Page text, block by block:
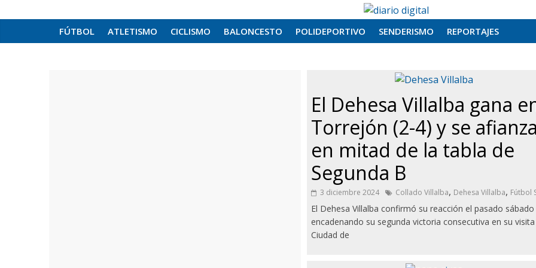
FÚTBOL ATLETISMO CICLISMO BALONCESTO POLIDEPORTIVO SENDERISMO REPORTAJES
El Dehesa Villalba gana
Torrejón (2-4) y se afianza
en mitad de la tabla de
Segunda B
3 diciembre 2024 Collado Villalba, Dehesa Villalba, Fútbol
El Dehesa Villalba confirmó su reacción el pasado sábado
encadenando su segunda victoria consecutiva en su visita
Ciudad de